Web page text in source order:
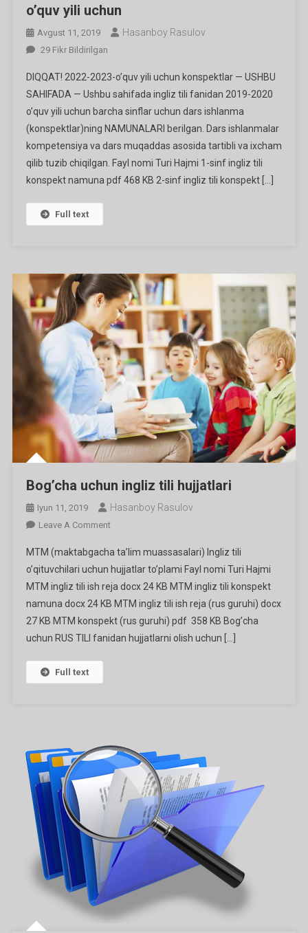
o’quv yili uchun
Avgust 11, 2019 Hasanboy Rasulov
Ingliz
Fanidan
Konspektlar
2019-
2020
O’quv
Yili
Uchun
29 Fikr Bildirilgan
DIQQAT! 2022-2023-o’quv yili uchun konspektlar — USHBU
SAHIFADA — Ushbu sahifada ingliz tili fanidan 2019-2020
o’quv yili uchun barcha sinflar uchun dars ishlanma
(konspektlar)ning NAMUNALARI berilgan. Dars ishlanmalar
kompetensiya va dars muqaddas asosida tartibli va ixcham
qilib tuzib chiqilgan. Fayl nomi Turi Hajmi 1-sinf ingliz tili
konspekt namuna pdf 468 KB 2-sinf ingliz tili konspekt […]
Full text
Bog’cha uchun ingliz tili hujjatlari
Iyun 11, 2019 Hasanboy Rasulov
Leave A CommentOn
Uchun
Ingliz
Tili
Hujjatlari
MTM (maktabgacha ta’lim muassasalari) Ingliz tili
o’qituvchilari uchun hujjatlar to’plami Fayl nomi Turi Hajmi
MTM ingliz tili ish reja docx 24 KB MTM ingliz tili konspekt
namuna docx 24 KB MTM ingliz tili ish reja (rus guruhi) docx
27 KB MTM konspekt (rus guruhi) pdf 358 KB Bog’cha
uchun RUS TILI fanidan hujjatlarni olish uchun […]
Full text